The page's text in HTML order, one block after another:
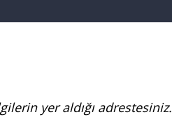
yer aldığı adrestesiniz.